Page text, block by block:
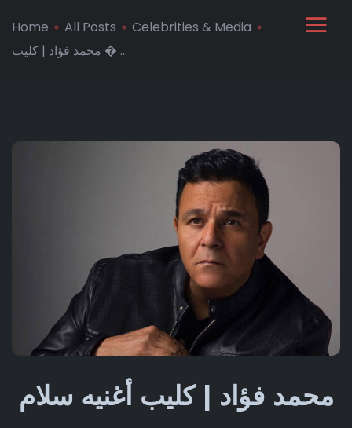
Home All Posts
Celebrities & Media
محمد فؤاد | كليب � ...
محمد فؤاد | كليب أغنيه سلام